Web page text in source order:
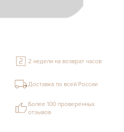
2 недели на возврат часов
Доставка по всей России
Более 100 проверенных
отзывов